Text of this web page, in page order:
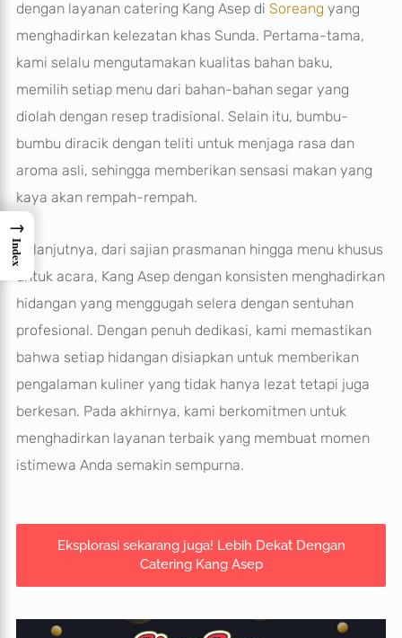
dengan layanan catering Kang Asep di Soreang yang
menghadirkan kelezatan khas Sunda. Pertama-tama,
kami selalu mengutamakan kualitas bahan baku,
memilih setiap menu dari bahan-bahan segar yang
diolah dengan resep tradisional. Selain itu, bumbu-
bumbu diracik dengan teliti untuk menjaga rasa dan
aroma asli, sehingga memberikan sensasi makan yang
kaya akan rempah-rempah.
Selanjutnya, dari sajian prasmanan hingga menu khusus
untuk acara, Kang Asep dengan konsisten menghadirkan
hidangan yang menggugah selera dengan sentuhan
profesional. Dengan penuh dedikasi, kami memastikan
bahwa setiap hidangan disiapkan untuk memberikan
pengalaman kuliner yang tidak hanya lezat tetapi juga
berkesan. Pada akhirnya, kami berkomitmen untuk
menghadirkan layanan terbaik yang membuat momen
istimewa Anda semakin sempurna.
Eksplorasi sekarang juga! Lebih Dekat Dengan
Catering Kang Asep
→
Index